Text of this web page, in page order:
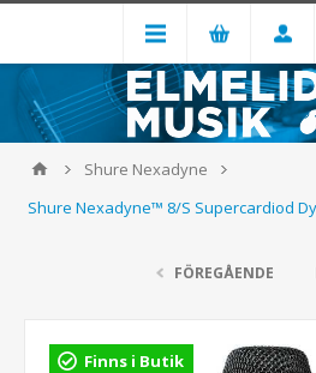
Shure Nexadyne
Shure Nexadyne™ 8/S Supercardiod
FÖREGÅENDE
Finns i Butik